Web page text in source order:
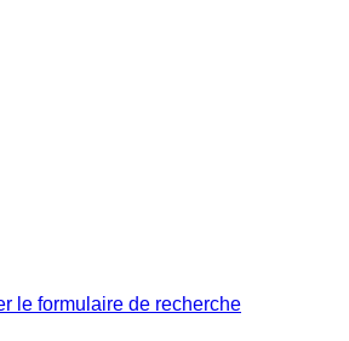
le formulaire de recherche